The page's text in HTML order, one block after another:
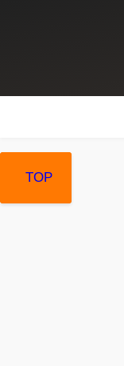
TOP
TOP
TOP